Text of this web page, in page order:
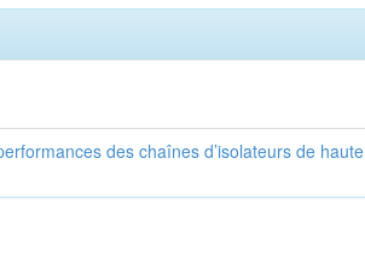
des chaînes d’isolateurs de haute